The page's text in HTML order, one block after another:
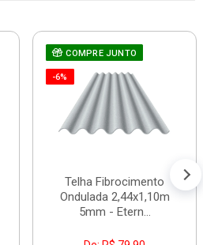
COMPRE JUNTO
-6%
Telha Fibrocimento
Ondulada 2,44x1,10m
5mm - Etern...